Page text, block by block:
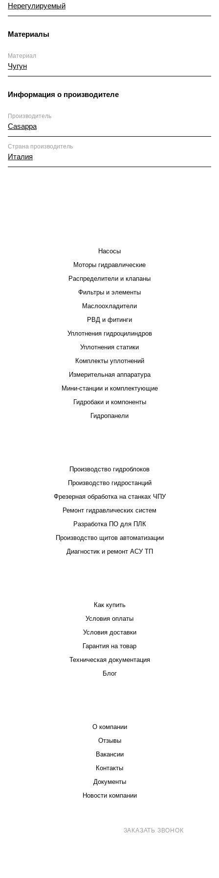
Нерегулируемый
Материалы
Материал
Чугун
Информация о производителе
Производитель
Casappa
Страна производитель
Италия
Насосы
Моторы гидравлические
Распределители и клапаны
Фильтры и элементы
Маслоохладители
РВД и фитинги
Уплотнения гидроцилиндров
Уплотнения статики
Комплекты уплотнений
Измерительная аппаратура
Мини-станции и комплектующие
Гидробаки и компоненты
Гидропанели
Производство гидроблоков
Производство гидростанций
Фрезерная обработка на станках ЧПУ
Ремонт гидравлических систем
Разработка ПО для ПЛК
Производство щитов автоматизации
Диагностик и ремонт АСУ ТП
Как купить
Условия оплаты
Условия доставки
Гарантия на товар
Техническая документация
Блог
О компании
Отзывы
Вакансии
Контакты
Документы
Новости компании
ЗАКАЗАТЬ ЗВОНОК